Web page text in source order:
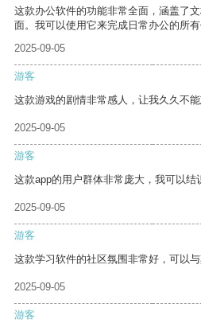
这款办公软件的功能非常全面，涵盖了
面。我可以使用它来完成日常办公的所有
2025-09-05
游客
这款游戏的剧情非常感人，让我久久不能
2025-09-05
游客
这款app的用户群体非常庞大，我可以结
2025-09-05
游客
这款学习软件的社区氛围非常好，可以
2025-09-05
游客